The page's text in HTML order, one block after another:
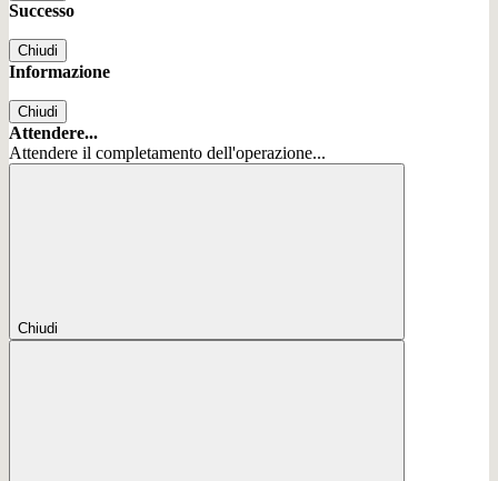
Successo
Chiudi
Informazione
Chiudi
Attendere...
Attendere il completamento dell'operazione...
Chiudi